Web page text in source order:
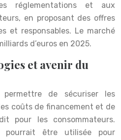
réglementations et aux
en proposant des offres
et responsables. Le marché
d’euros en 2025.
et avenir du
permettre de sécuriser les
coûts de financement et de
pour les consommateurs.
pourrait être utilisée pour